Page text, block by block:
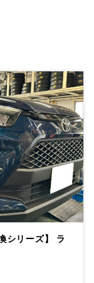
シリーズ】 ラ